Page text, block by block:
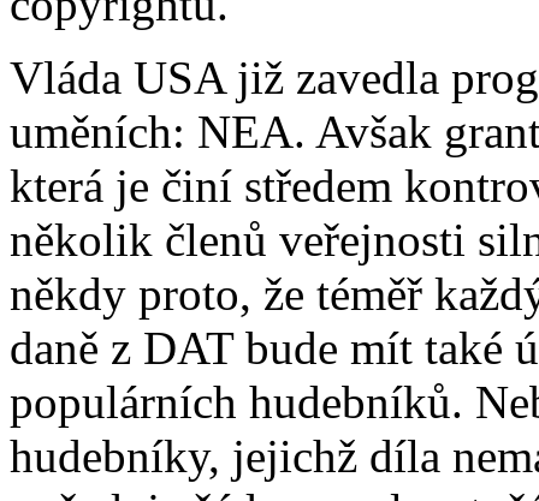
Vláda USA již zavedla
uměních: NEA. Avšak
která je činí středem
několik členů veřejnosti
někdy proto, že téměř
daně z DAT bude mít také
populárních hudebníků.
hudebníky, jejichž díla